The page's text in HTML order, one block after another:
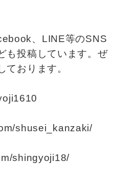
、LINE等のSNS
も投稿しています。ぜ
ております。
shusei_kanzaki/
shingyoji18/